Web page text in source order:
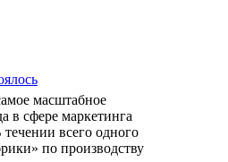
масштабное
в сфере маркетинга
всего одного
по производству